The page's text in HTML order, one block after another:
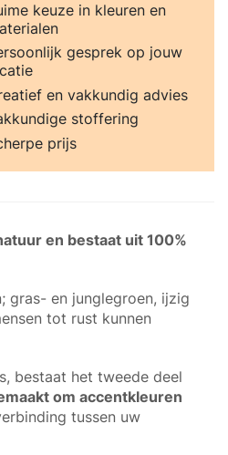
keuze in kleuren en
gesprek op jouw
en vakkundig advies
stoffering
prijs
en bestaat uit 100%
gras- en junglegroen, ijzig
tot rust kunnen
bestaat het tweede deel
om accentkleuren
tussen uw